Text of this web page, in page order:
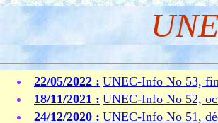
22/05/2022 : UNEC-Info No 53,
18/11/2021 : UNEC-Info No 52,
24/12/2020 : UNEC-Info No 51,